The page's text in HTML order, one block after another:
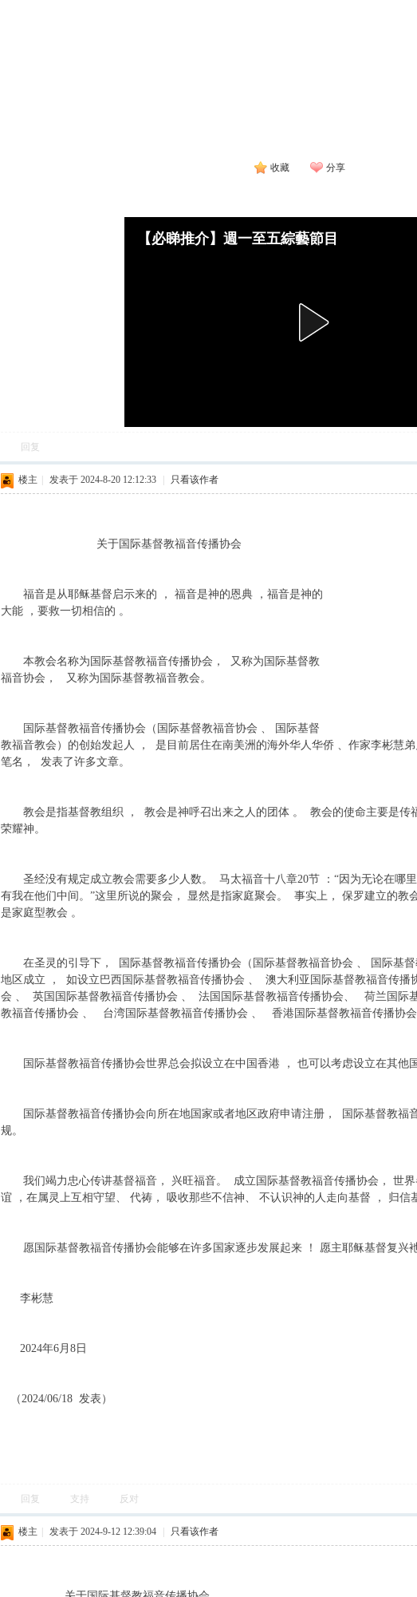
收藏 分享
【必睇推介】週一至五綜藝節目
回复
楼主 发表于 2024-8-20 12:12:33 只看该作者
关于国际基督教福音传播协会
福音是从耶稣基督启示来的 ， 福音是神的恩典 ，福音是神的
大能 ，要救一切相信的 。
本教会名称为国际基督教福音传播协会， 又称为国际基督教
福音协会， 又称为国际基督教福音教会。
国际基督教福音传播协会（国际基督教福音协会 、 国际基督
教福音教会）的创始发起人 ， 是目前居住在南美洲的海外华人华侨 、作家李彬慧
笔名， 发表了许多文章。
教会是指基督教组织 ， 教会是神呼召出来之人的团体 。 教会的使命主要是传
荣耀神。
圣经没有规定成立教会需要多少人数。 马太福音十八章20节 ：“因为无论在哪
有我在他们中间。”这里所说的聚会， 显然是指家庭聚会。 事实上， 保罗建立的教
是家庭型教会 。
在圣灵的引导下， 国际基督教福音传播协会（国际基督教福音协会 、 国际基
地区成立 ， 如设立巴西国际基督教福音传播协会 、 澳大利亚国际基督教福音传
会 、 英国国际基督教福音传播协会 、 法国国际基督教福音传播协会、 荷兰国际
教福音传播协会 、 台湾国际基督教福音传播协会 、 香港国际基督教福音传播协
国际基督教福音传播协会世界总会拟设立在中国香港 ， 也可以考虑设立在其他
国际基督教福音传播协会向所在地国家或者地区政府申请注册， 国际基督教福
规。
我们竭力忠心传讲基督福音， 兴旺福音。 成立国际基督教福音传播协会， 世界
谊 ，在属灵上互相守望、 代祷， 吸收那些不信神、 不认识神的人走向基督 ， 归信
愿国际基督教福音传播协会能够在许多国家逐步发展起来 ！ 愿主耶稣基督复兴
李彬慧
2024年6月8日
（2024/06/18 发表）
回复 支持 反对
楼主 发表于 2024-9-12 12:39:04 只看该作者